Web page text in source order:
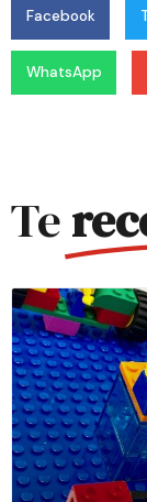
Facebook
WhatsApp
Te